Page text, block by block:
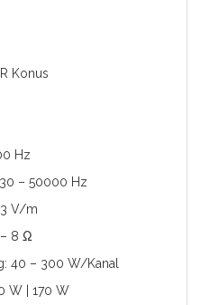
Konus
Hz
– 50000 Hz
V/m
8 Ω
40 – 300 W/Kanal
W | 170 W